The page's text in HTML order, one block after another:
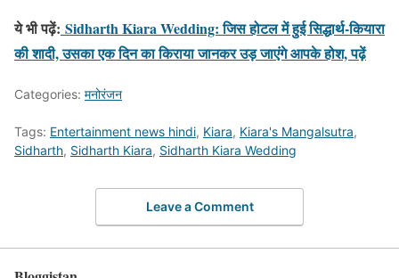
ये भी पढ़ें: Sidharth Kiara Wedding: जिस होटल में हुई सिद्धार्थ-कियारा
की शादी, उसका एक दिन का किराया जानकर उड़ जाएंगे आपके होश, पढ़ें
Categories: मनोरंजन
Tags: Entertainment news hindi, Kiara, Kiara's Mangalsutra,
Sidharth, Sidharth Kiara, Sidharth Kiara Wedding
Leave a Comment